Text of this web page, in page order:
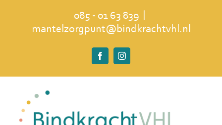
085 - 01 63 839
mantelzorgpunt@bindkrachtvhl.nl
FacebookInstagram